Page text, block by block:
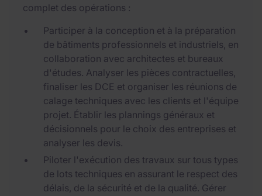
complet des opérations :
Participer à la conception et à la préparation
de bâtiments professionnels et industriels, en
collaboration avec architectes et bureaux
d'études. Analyser les pièces contractuelles,
finaliser les DCE et organiser les réunions de
calage techniques avec les clients et l'équipe
projet. Établir les plannings généraux et
décisionnels pour le choix des entreprises et
analyser les devis.
Piloter l'exécution des travaux sur tous types
de lots techniques en assurant le respect des
délais, de la sécurité et de la qualité. Gérer